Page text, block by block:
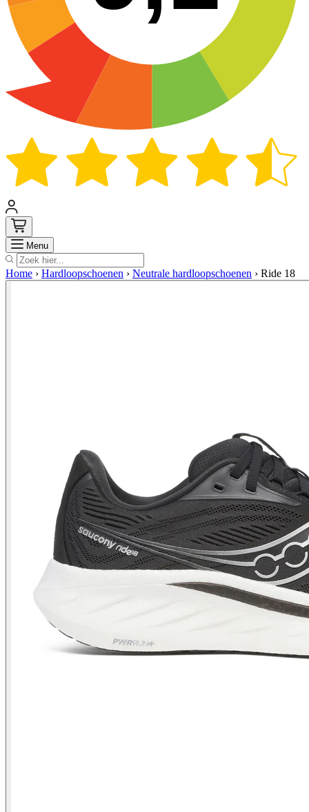
Menu Zoek
Home › Hardloopschoenen › Neutrale hardloopschoenen › Ride 18